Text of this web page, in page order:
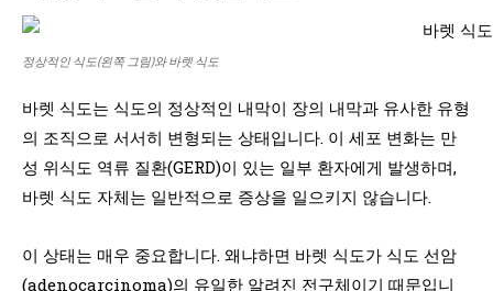
정상적인 식도(왼쪽 그림)와 바렛 식도
바렛 식도는 식도의 정상적인 내막이 장의 내막과 유사한 유형
의 조직으로 서서히 변형되는 상태입니다. 이 세포 변화는 만
성 위식도 역류 질환(GERD)이 있는 일부 환자에게 발생하며,
바렛 식도 자체는 일반적으로 증상을 일으키지 않습니다.
이 상태는 매우 중요합니다. 왜냐하면 바렛 식도가 식도 선암
(adenocarcinoma)의 유일한 알려진 전구체이기 때문입니